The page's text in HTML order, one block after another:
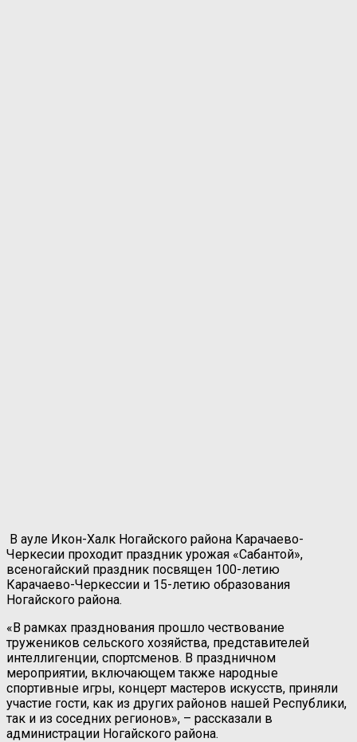
В ауле Икон-Халк Ногайского района Карачаево-
Черкесии проходит праздник урожая «Сабантой»,
всеногайский праздник посвящен 100-летию
Карачаево-Черкессии и 15-летию образования
Ногайского района.
«В рамках празднования прошло чествование
тружеников сельского хозяйства, представителей
интеллигенции, спортсменов. В праздничном
мероприятии, включающем также народные
спортивные игры, концерт мастеров искусств, приняли
участие гости, как из других районов нашей Республики,
так и из соседних регионов», – рассказали в
администрации Ногайского района.